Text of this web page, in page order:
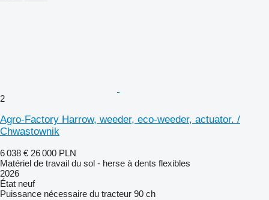
2
Agro-Factory Harrow, weeder, eco-weeder, actuator. /
Chwastownik
6 038 € 26 000 PLN
Matériel de travail du sol - herse à dents flexibles
2026
État neuf
Puissance nécessaire du tracteur 90 ch